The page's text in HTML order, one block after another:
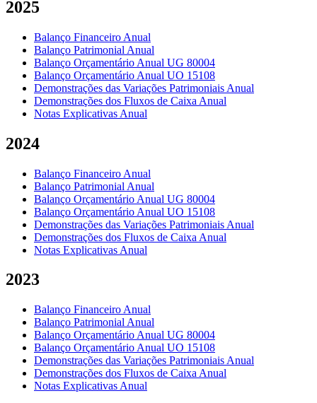
2025
Balanço Financeiro Anual
Balanço Patrimonial Anual
Balanço Orçamentário Anual UG 80004
Balanço Orçamentário Anual UO 15108
Demonstrações das Variações Patrimoniais Anual
Demonstrações dos Fluxos de Caixa Anual
Notas Explicativas Anual
2024
Balanço Financeiro Anual
Balanço Patrimonial Anual
Balanço Orçamentário Anual UG 80004
Balanço Orçamentário Anual UO 15108
Demonstrações das Variações Patrimoniais Anual
Demonstrações dos Fluxos de Caixa Anual
Notas Explicativas Anual
2023
Balanço Financeiro Anual
Balanço Patrimonial Anual
Balanço Orçamentário Anual UG 80004
Balanço Orçamentário Anual UO 15108
Demonstrações das Variações Patrimoniais Anual
Demonstrações dos Fluxos de Caixa Anual
Notas Explicativas Anual